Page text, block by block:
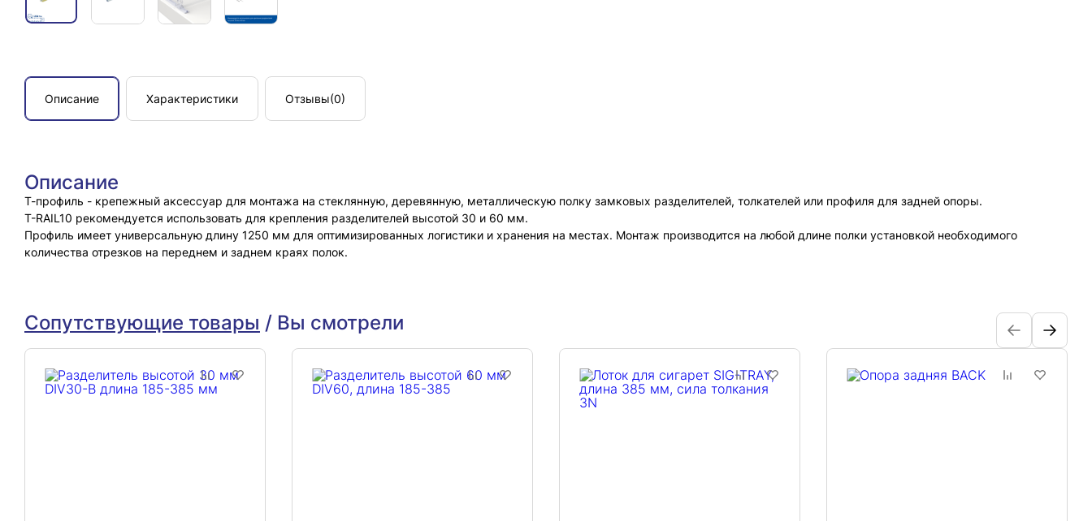
Описание Характеристики Отзывы(0)
Описание
Т-профиль - крепежный аксессуар для монтажа на стеклянную, деревянную, металлическую полку замковых разделителей, толкателей или профиля для задней опоры.
T-RAIL10 рекомендуется использовать для крепления разделителей высотой 30 и 60 мм.
Профиль имеет универсальную длину 1250 мм для оптимизированных логистики и хранения на местах. Монтаж производится на любой длине полки установкой необходимого
количества отрезков на переднем и заднем краях полок.
Сопутствующие товары / Вы смотрели